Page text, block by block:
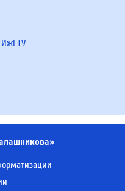
ИжГТУ